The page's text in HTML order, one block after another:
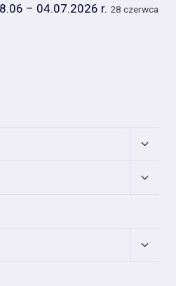
– 04.07.2026 r. 28 czerwca
Expand
Expand
Expand